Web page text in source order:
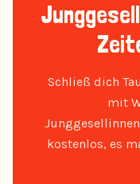
Schließ dich
mit
kostenlos, es